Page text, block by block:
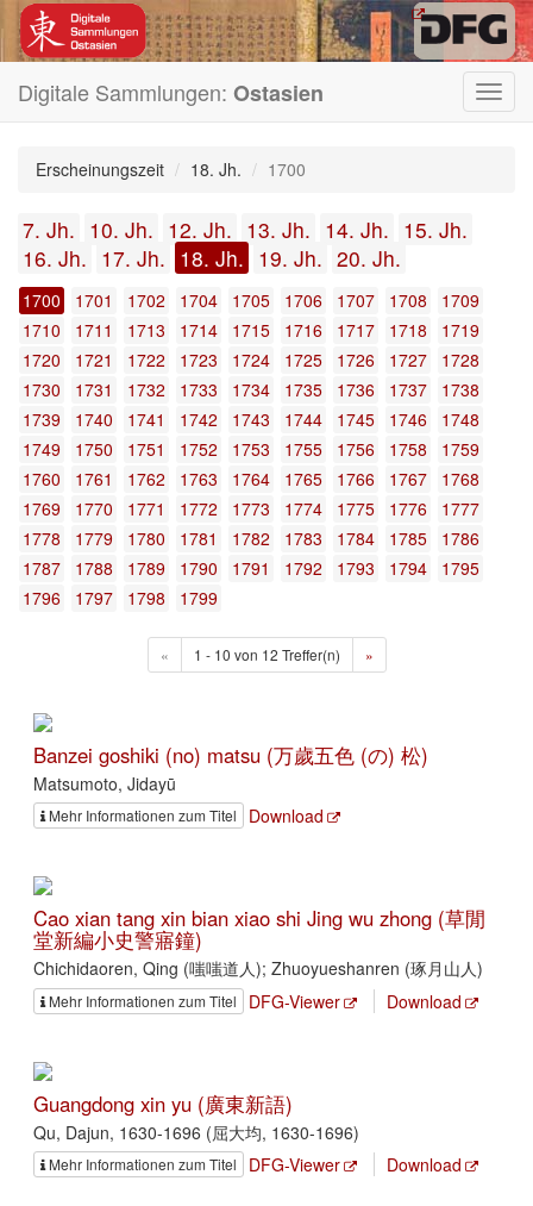
Digitale Sammlungen: Ostasien
Erscheinungszeit 18. Jh. 1700
7. Jh. 10. Jh. 12. Jh. 13. Jh. 14. Jh. 15. Jh.
16. Jh. 17. Jh. 18. Jh. 19. Jh. 20. Jh.
1700 1701 1702 1704 1705 1706 1707 1708
1709
1710
1711 1713 1714 1715 1716 1717 1718
1719
1720
1721 1722 1723 1724 1725 1726 1727
1728
1730
1731 1732 1733 1734 1735 1736 1737
1738
1739
1740 1741 1742 1743 1744 1745 1746
1748
1749
1750 1751 1752 1753 1755 1756 1758
1759
1760
1761 1762 1763 1764 1765 1766 1767
1768
1769
1770 1771 1772 1773 1774 1775 1776
1777
1778
1779 1780 1781 1782 1783 1784 1785
1786
1787
1788 1789 1790 1791 1792 1793 1794
1795
1796
1797 1798 1799
« 1 - 10 von 12 Treffer(n) »
Banzei goshiki (no) matsu (万歲五色 (の) 松)
Matsumoto, Jidayū
Mehr Informationen zum Titel Download
Cao xian tang xin bian xiao shi Jing wu zhong (草閒
堂新編小史警寤鐘)
Chichidaoren, Qing (嗤嗤道人); Zhuoyueshanren (琢月山人)
Mehr Informationen zum Titel DFG-Viewer Download
Guangdong xin yu (廣東新語)
Qu, Dajun, 1630-1696 (屈大均, 1630-1696)
Mehr Informationen zum Titel DFG-Viewer Download